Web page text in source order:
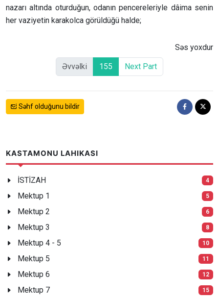
nazarı altında oturduğun, odanın pencereleriyle dâima senin
her vaziyetin karakolca görüldüğü halde;
Səs yoxdur
Əvvəlki 155 Next Part
Səhf olduğunu bildir
KASTAMONU LAHIKASI
İSTİZAH 4
Mektup 1 5
Mektup 2 6
Mektup 3 8
Mektup 4 - 5 10
Mektup 5 11
Mektup 6 12
Mektup 7 15